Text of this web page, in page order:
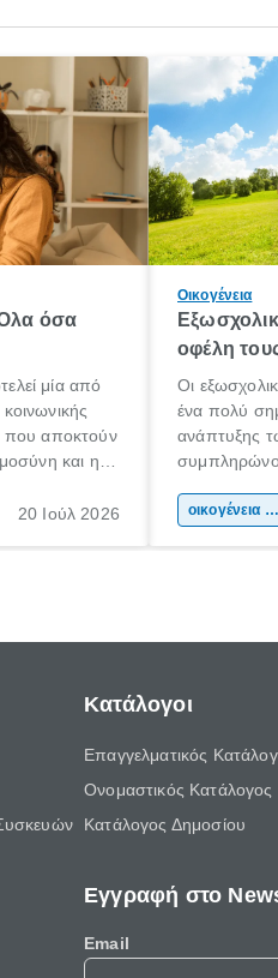
όσα
μία από
που αποκτούν
και η
κάθε
20 Ιούλ 2026
Οικογένεια
οφέλη
Οι
ένα πολύ
ανάπτυξης
της
οικογένεια & παιδί
Κατάλογοι
Επαγγελματικός
Ονομαστικός Κατάλογος
Κατάλογος Δημοσίου
Εγγραφή στο
Email